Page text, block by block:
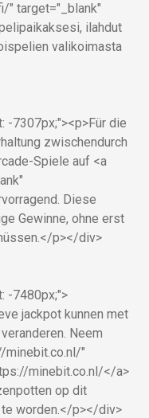
" target="_blank"
ilahdut
valikoimasta
7307px;"><p>Für die
zwischendurch
Spiele auf <a
Diese
Gewinne, ohne erst
p></div>
-7480px;">
jackpot kunnen met
Neem
minebit.co.nl/"
minebit.co.nl/</a>
op dit
worden.</p></div>